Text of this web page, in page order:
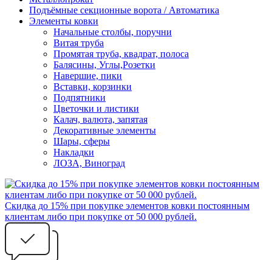
Подъёмные секционные ворота / Автоматика
Элементы ковки
Начальные столбы, поручни
Витая труба
Промятая труба, квадрат, полоса
Балясины, Углы,Розетки
Навершие, пики
Вставки, корзинки
Подпятники
Цветочки и листики
Калач, валюта, запятая
Декоративные элементы
Шары, сферы
Накладки
ЛОЗА, Виноград
Скидка до 15% при покупке элементов ковки постоянным
клиентам либо при покупке от 50 000 рублей.